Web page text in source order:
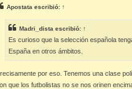
a
j
e
Apostata escribió: ↑
Madri_dista escribió: ↑
Es curioso que la selección española
España en otros ámbitos.
por eso. Tenemos una clase
que los futbolistas no se nos orinen